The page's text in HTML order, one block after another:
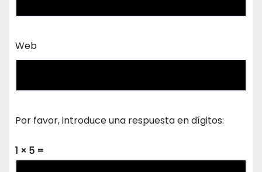
Web
Por favor, introduce una respuesta en dígitos:
1 × 5 =